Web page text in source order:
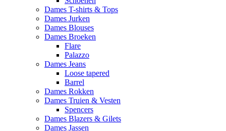
Dames T-shirts & Tops
Dames Jurken
Dames Blouses
Dames Broeken
Flare
Palazzo
Dames Jeans
Loose tapered
Barrel
Dames Rokken
Dames Truien & Vesten
Spencers
Dames Blazers & Gilets
Dames Jassen